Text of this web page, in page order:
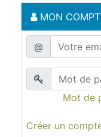
MON
@
Mot de
Créer un